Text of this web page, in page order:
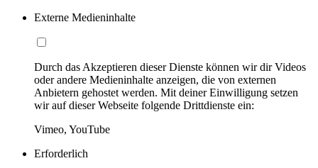
Externe Medieninhalte
Durch das Akzeptieren dieser Dienste können wir dir Videos
oder andere Medieninhalte anzeigen, die von externen
Anbietern gehostet werden. Mit deiner Einwilligung setzen
wir auf dieser Webseite folgende Drittdienste ein:
Vimeo, YouTube
Erforderlich